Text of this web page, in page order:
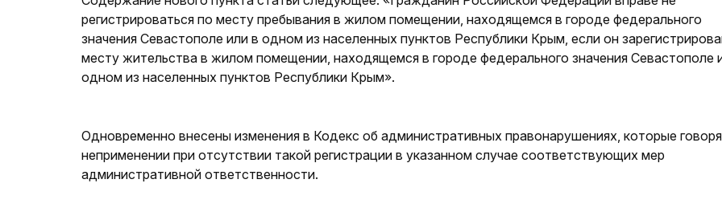
регистрироваться по месту пребывания в жилом помещении, находящемся в городе федерального
значения Севастополе или в одном из населенных пунктов Республики Крым, если он
месту жительства в жилом помещении, находящемся в городе федерального значения Севастополе
одном из населенных пунктов Республики Крым».
Одновременно внесены изменения в Кодекс об административных правонарушениях, которые
неприменении при отсутствии такой регистрации в указанном случае соответствующих мер
административной ответственности.